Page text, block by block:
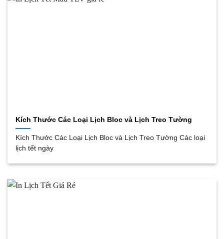
Kích Thước Các Loại Lịch Bloc và Lịch Treo Tường
Kích Thước Các Loại Lịch Bloc và Lịch Treo Tường Các loại
lịch tết ngày